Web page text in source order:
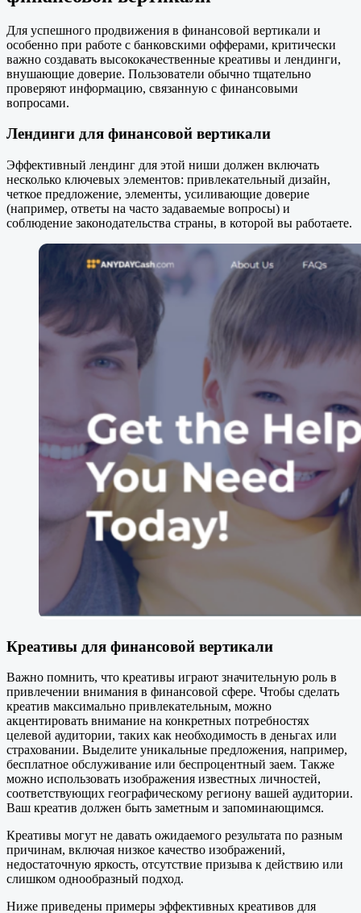
Для успешного продвижения в финансовой вертикали и
особенно при работе с банковскими офферами, критически
важно создавать высококачественные креативы и лендинги,
внушающие доверие. Пользователи обычно тщательно
проверяют информацию, связанную с финансовыми
вопросами.
Лендинги для финансовой вертикали
Эффективный лендинг для этой ниши должен включать
несколько ключевых элементов: привлекательный дизайн,
четкое предложение, элементы, усиливающие доверие
(например, ответы на часто задаваемые вопросы) и
соблюдение законодательства страны, в которой вы работаете.
Креативы для финансовой вертикали
Важно помнить, что креативы играют значительную роль в
привлечении внимания в финансовой сфере. Чтобы сделать
креатив максимально привлекательным, можно
акцентировать внимание на конкретных потребностях
целевой аудитории, таких как необходимость в деньгах или
страховании. Выделите уникальные предложения, например,
бесплатное обслуживание или беспроцентный заем. Также
можно использовать изображения известных личностей,
соответствующих географическому региону вашей аудитории.
Ваш креатив должен быть заметным и запоминающимся.
Креативы могут не давать ожидаемого результата по разным
причинам, включая низкое качество изображений,
недостаточную яркость, отсутствие призыва к действию или
слишком однообразный подход.
Ниже приведены примеры эффективных креативов для